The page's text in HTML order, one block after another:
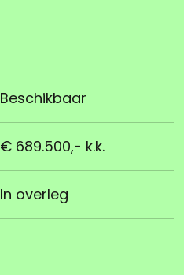
Beschikbaar
€ 689.500,- k.k.
In overleg